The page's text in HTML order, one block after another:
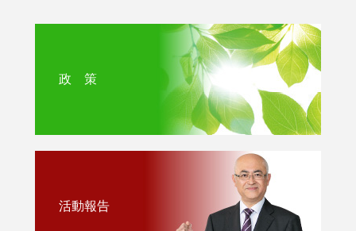
政 策
活動報告